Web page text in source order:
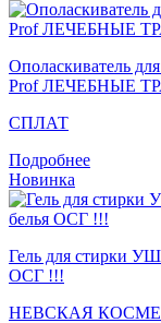
Ополаскиватель
Prof ЛЕЧЕБНЫЕ
СПЛАТ
Подробнее
Новинка
Гель для стирки
ОСГ !!!
НЕВСКАЯ